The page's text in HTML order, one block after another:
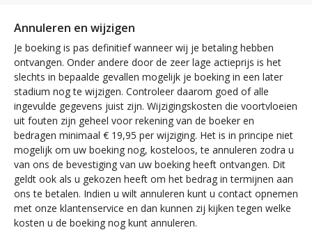
Annuleren en wijzigen
Je boeking is pas definitief wanneer wij je betaling hebben
ontvangen. Onder andere door de zeer lage actieprijs is het
slechts in bepaalde gevallen mogelijk je boeking in een later
stadium nog te wijzigen. Controleer daarom goed of alle
ingevulde gegevens juist zijn. Wijzigingskosten die voortvloeien
uit fouten zijn geheel voor rekening van de boeker en
bedragen minimaal € 19,95 per wijziging. Het is in principe niet
mogelijk om uw boeking nog, kosteloos, te annuleren zodra u
van ons de bevestiging van uw boeking heeft ontvangen. Dit
geldt ook als u gekozen heeft om het bedrag in termijnen aan
ons te betalen. Indien u wilt annuleren kunt u contact opnemen
met onze klantenservice en dan kunnen zij kijken tegen welke
kosten u de boeking nog kunt annuleren.